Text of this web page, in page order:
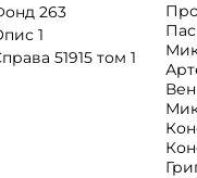
263
1
51915 том 1